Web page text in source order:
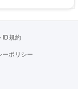
現に貢献してまいりま
ID規約
ーポリシー